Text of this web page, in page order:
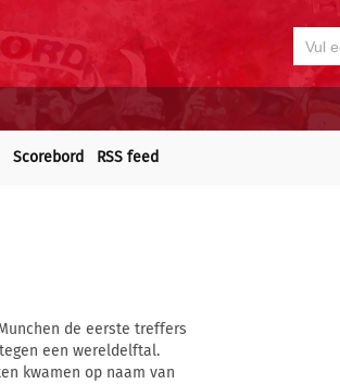
Scorebord RSS feed
de eerste treffers
een wereldelftal.
kwamen op naam van